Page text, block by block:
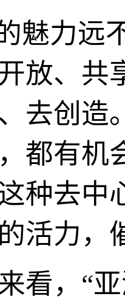
魅力远
放、共
去创造
都有机
种去中
活力，
看，“